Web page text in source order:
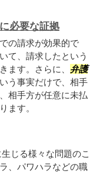
必要な証拠
の請求が効果的で
て、請求したという
ます。さらに、 弁護
う事実だけで、相手
相手方が任意に未払
ます。
じる様々な問題のこ
、パワハラなどの職